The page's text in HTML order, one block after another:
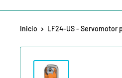
Inicio LF24-US - Servomotor